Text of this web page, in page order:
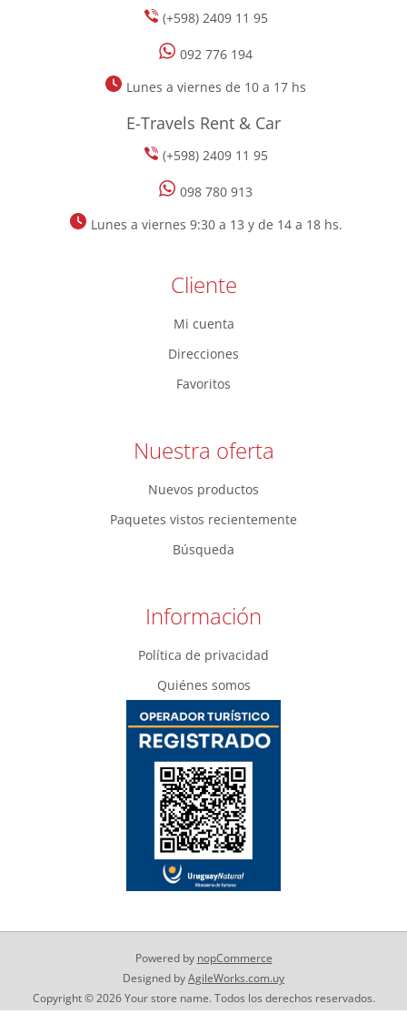
(+598) 2409 11 95
092 776 194
Lunes a viernes de 10 a 17 hs
E-Travels Rent & Car
(+598) 2409 11 95
098 780 913
Lunes a viernes 9:30 a 13 y de 14 a 18 hs.
Cliente
Mi cuenta
Direcciones
Favoritos
Nuestra oferta
Nuevos productos
Paquetes vistos recientemente
Búsqueda
Información
Política de privacidad
Quiénes somos
Powered by nopCommerce
Designed byAgileWorks.com.uy
Copyright © 2026 Your store name. Todos los derechos reservados.